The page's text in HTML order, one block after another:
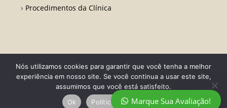
Procedimentos da Clínica
Todos os direitos reservados - Dr. Fabio Ricardo Barros | CRO RJ 31728-
Desenvolvido por LA Comunicações
Política de privacidade Termo de Uso Contato
Marque Sua Avaliação!
Nós utilizamos cookies para garantir que você tenha a melhor
experiência em nosso site. Se você continua a usar este site,
assumimos que você está satisfeito.
Ok
Política de privacidade